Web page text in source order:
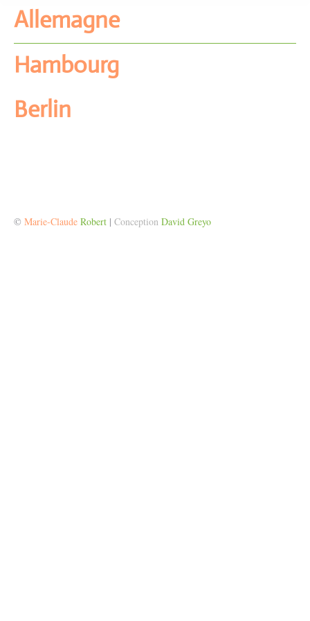
Allemagne
Hambourg
Berlin
© Marie-Claude Robert | Conception David Greyo